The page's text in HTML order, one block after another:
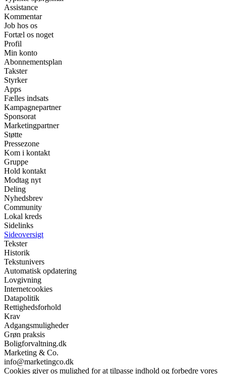
Assistance
Kommentar
Job hos os
Fortæl os noget
Profil
Min konto
Abonnementsplan
Takster
Styrker
Apps
Fælles indsats
Kampagnepartner
Sponsorat
Marketingpartner
Støtte
Pressezone
Kom i kontakt
Gruppe
Hold kontakt
Modtag nyt
Deling
Nyhedsbrev
Community
Lokal kreds
Sidelinks
Sideoversigt
Tekster
Historik
Tekstunivers
Automatisk opdatering
Lovgivning
Internetcookies
Datapolitik
Rettighedsforhold
Krav
Adgangsmuligheder
Grøn praksis
Boligforvaltning.dk
Marketing & Co.
info@marketingco.dk
Cookies giver os mulighed for at tilpasse indhold og forbedre vores